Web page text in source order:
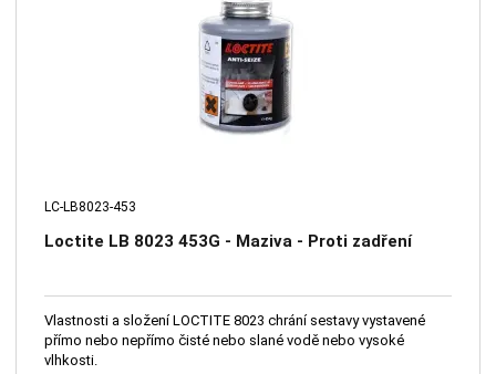
LC-LB8023-453
Loctite LB 8023 453G - Maziva - Proti zadření
Vlastnosti a složení LOCTITE 8023 chrání sestavy vystavené
přímo nebo nepřímo čisté nebo slané vodě nebo vysoké
vlhkosti.